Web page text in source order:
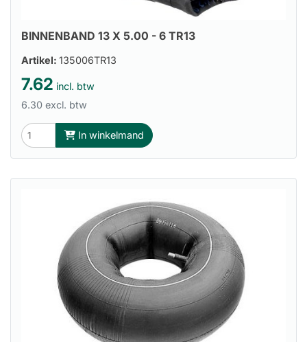
BINNENBAND 13 X 5.00 - 6 TR13
Artikel: 135006TR13
7.62 incl. btw
6.30 excl. btw
In winkelmand